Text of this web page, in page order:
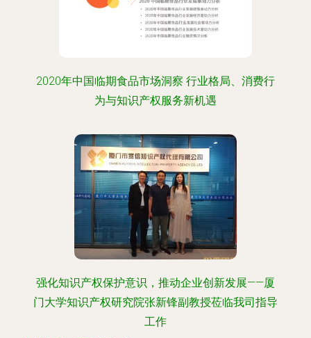
2020年中国临期食品市场洞察 行业格局、消费行
为与知识产权服务新机遇
强化知识产权保护意识，推动企业创新发展——厦
门大学知识产权研究院张新锋副教授莅临我司指导
工作